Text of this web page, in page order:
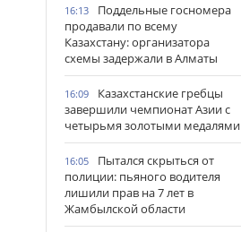
16:13
Поддельные госномера
продавали по всему
Казахстану: организатора
схемы задержали в Алматы
16:09
Казахстанские гребцы
завершили чемпионат Азии с
четырьмя золотыми медалями
16:05
Пытался скрыться от
полиции: пьяного водителя
лишили прав на 7 лет в
Жамбылской области